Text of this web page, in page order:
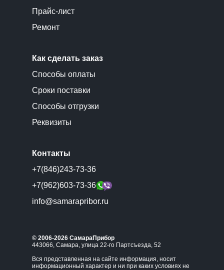
Прайс-лист
Ремонт
Как сделать заказ
Способы оплаты
Сроки поставки
Способы отгрузки
Реквизиты
Контакты
+7(846)243-73-36
+7(962)603-73-36
info@samarapribor.ru
© 2006-2026 СамараПрибор
443066, Самара, улица 22-го Партсъезда, 52
Вся представленная на сайте информация, носит
информационный характер и ни при каких условиях не